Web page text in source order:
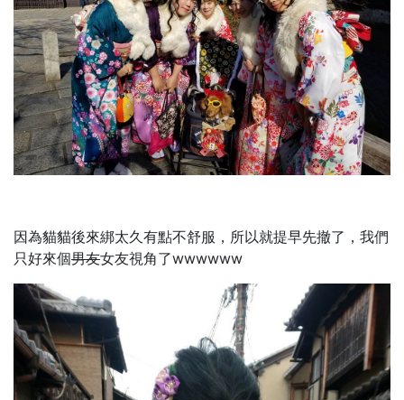
因為貓貓後來綁太久有點不舒服，所以就提早先撤了，我們
只好來個男友女友視角了wwwwww